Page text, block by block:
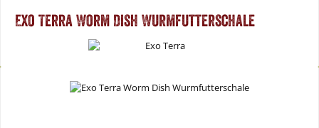
Exo Terra Worm Dish Wurmfutterschale
Bildergalerie überspringen